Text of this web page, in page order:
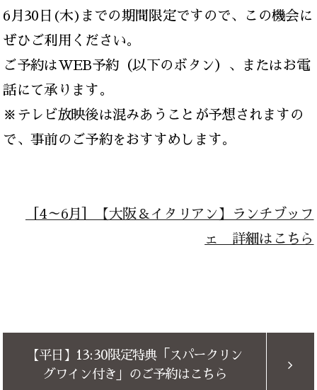
6月30日(木)までの期間限定ですので、この機会に
ぜひご利用ください。
ご予約はWEB予約（以下のボタン）、またはお電
話にて承ります。
※テレビ放映後は混みあうことが予想されますの
で、事前のご予約をおすすめします。
［4～6月］【大阪＆イタリアン】ランチブッフ
ェ 詳細はこちら
【平日】13:30限定特典「スパークリン
グワイン付き」のご予約はこちら